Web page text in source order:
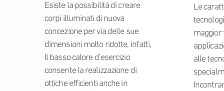
Esiste la possibilità di creare
corpi illuminati di nuova
concezione per via delle sue
dimensioni molto ridotte, infatti,
Il basso calore d’esercizio
consente la realizzazione di
ottiche efficienti anche in
Le
alle